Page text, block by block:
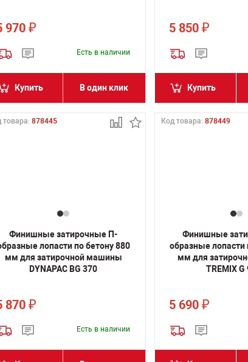
970 ₽
Есть в наличии
Купить В один клик
5 850 ₽
Купить
товара: 878445
Финишные затирочные П-
лопасти по бетону 880
мм для затирочной машины
DYNAPAC BG 370
870 ₽
Есть в наличии
Код товара: 878449
Финишные
образные лопасти
мм для
TREMIX G
5 690 ₽